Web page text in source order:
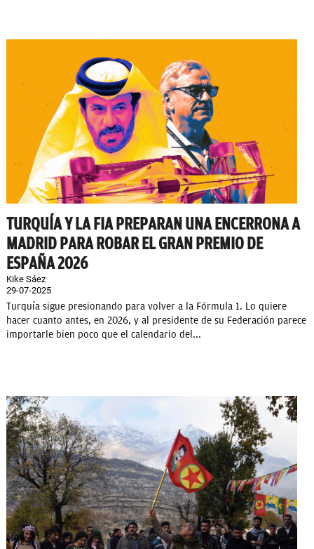
TURQUÍA Y LA FIA PREPARAN UNA ENCERRONA A
MADRID PARA ROBAR EL GRAN PREMIO DE
ESPAÑA 2026
Kike Sáez
29-07-2025
Turquía sigue presionando para volver a la Fórmula 1. Lo quiere
hacer cuanto antes, en 2026, y al presidente de su Federación parece
importarle bien poco que el calendario del...